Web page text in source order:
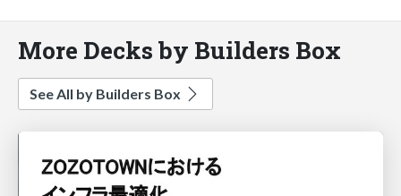
More Decks by Builders Box
See All by Builders Box